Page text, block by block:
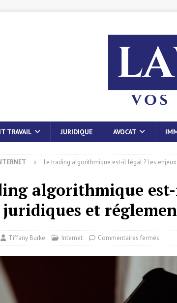
TRAVAIL JURIDIQUE AVOCAT
Le trading algorithmique est-il légal ? Les
algorithmique
et
Tiffany Burke Internet Commentaires fermés